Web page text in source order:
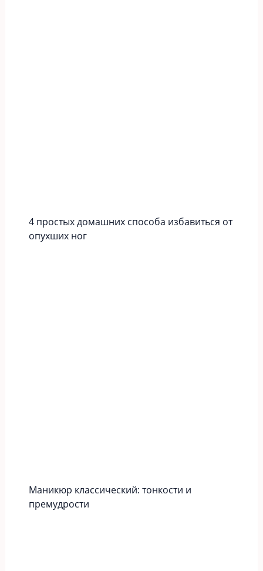
4 простых домашних способа избавиться от
опухших ног
Маникюр классический: тонкости и
премудрости